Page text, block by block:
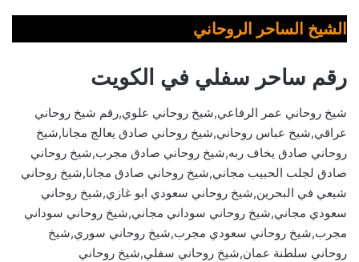
الشيخ الساحر الروحاني
رقم ساحر سفلي في الكويت
شيخ روحاني عمر الرفاعي,شيخ روحاني علوي,رقم شيخ روحاني
عراقي,شيخ عباس روحاني,شيخ روحاني صادق يعالج مجانا,شيخ
روحاني صادق يخاف ربه,شيخ روحاني صادق مجرب,شيخ روحاني
صادق لجلب الحبيب مجاني,شيخ روحاني صادق مجانا,شيخ روحاني
شيعي في البحرين,شيخ روحاني سعودي ابو غازي,شيخ روحاني
سعودي مجاني,شيخ روحاني سوداني مجاني,شيخ روحاني سوداني
مجرب,شيخ روحاني سعودي مجرب,شيخ روحاني سوري,شيخ
روحاني سلطنة عمان,شيخ روحاني سفلي,شيخ روحاني